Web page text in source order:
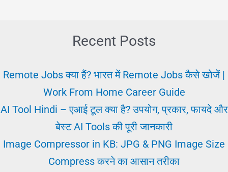
Recent Posts
Remote Jobs क्या हैं? भारत में Remote Jobs कैसे खोजें |
Work From Home Career Guide
AI Tool Hindi – एआई टूल क्या है? उपयोग, प्रकार, फायदे और
बेस्ट AI Tools की पूरी जानकारी
Image Compressor in KB: JPG & PNG Image Size
Compress करने का आसान तरीका